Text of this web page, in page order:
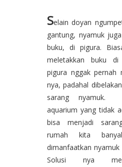
Selain doyan
gantung, nyamuk
buku, di pigura.
meletakkan buku
pigura nggak pernah
nya, padahal
sarang nyamuk.
aquarium yang tidak
bisa menjadi
rumah kita
dimanfaatkan nyamuk
Solusi nya